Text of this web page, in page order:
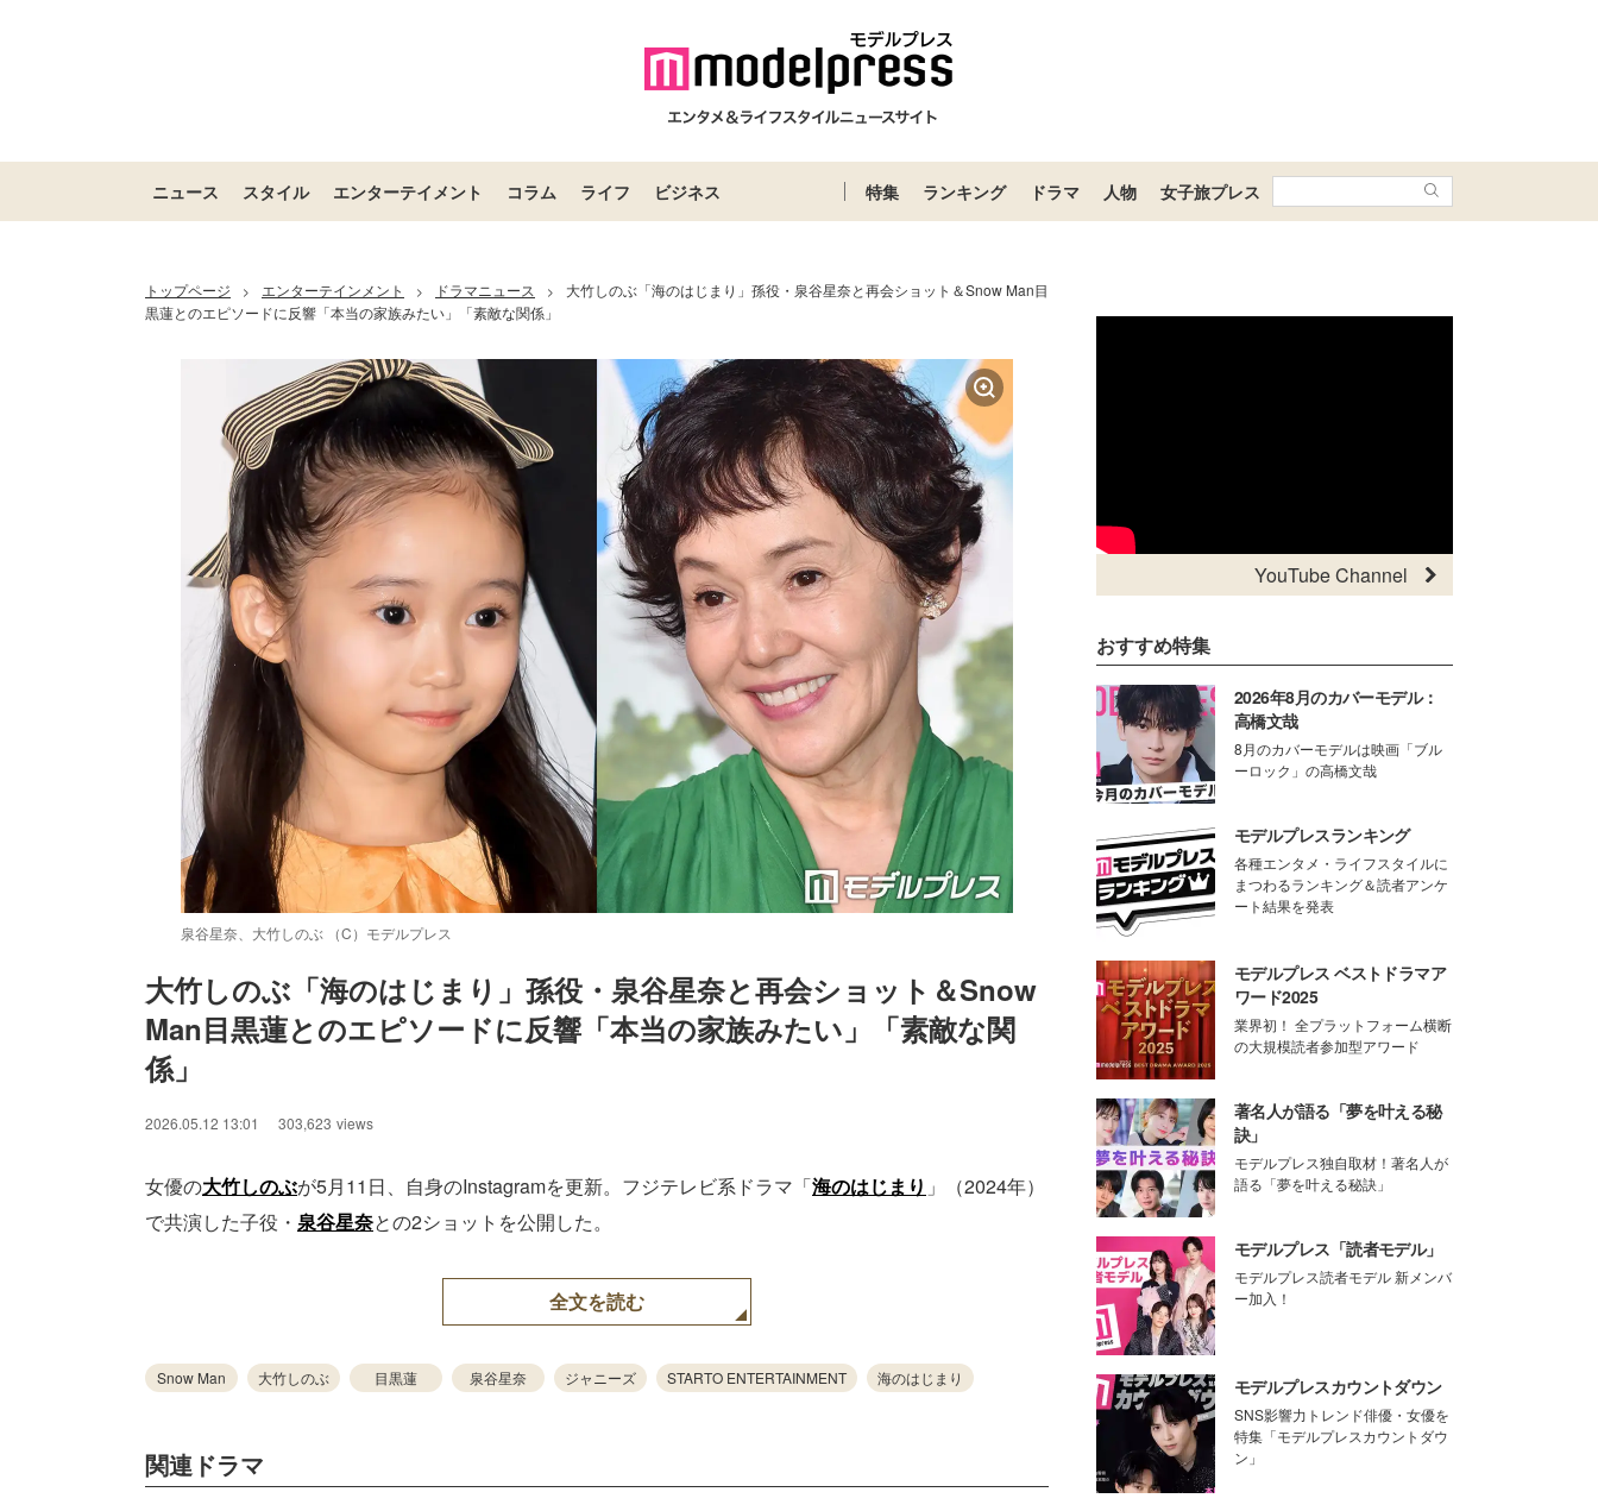
ニュース スタイル エンターテイメント コラム ライフ ビジネス 特集 ランキング ドラマ 人物 女子旅プレス
トップページ > エンターテインメント > ドラマニュース >
大竹しのぶ「海のはじまり」孫役・泉谷星奈と再会ショット＆Snow Man目
黒蓮とのエピソードに反響「本当の家族みたい」「素敵な関係」
泉谷星奈、大竹しのぶ （C）モデルプレス
Unmute Loaded
52.23%
大竹しのぶ「海のはじまり」孫役・泉谷星奈と再会ショット＆Snow
Man目黒蓮とのエピソードに反響「本当の家族みたい」「素敵な関
係」
2026.05.12 13:01 303,623 views
女優の大竹しのぶが5月11日、自身のInstagramを更新。フジテレビ系ドラマ「海のはじまり 」（2024年）
で共演した子役・ 泉谷星奈との2ショットを公開した。
全文を読む
Snow Man 大竹しのぶ 目黒蓮 泉谷星奈 ジャニーズ STARTO ENTERTAINMENT 海のはじまり
関連ドラマ
YouTube Channel
おすすめ特集
2026年8月のカバーモデル：
高橋文哉
8月のカバーモデルは映画「ブル
ーロック」の高橋文哉
モデルプレスランキング
各種エンタメ・ライフスタイルに
まつわるランキング＆読者アンケ
ート結果を発表
モデルプレス ベストドラマア
ワード2025
業界初！ 全プラットフォーム横断
の大規模読者参加型アワード
著名人が語る「夢を叶える秘
訣」
モデルプレス独自取材！著名人が
語る「夢を叶える秘訣」
モデルプレス「読者モデル」
モデルプレス読者モデル 新メンバ
ー加入！
モデルプレスカウントダウン
SNS影響力トレンド俳優・女優を
特集「モデルプレスカウントダウ
ン」